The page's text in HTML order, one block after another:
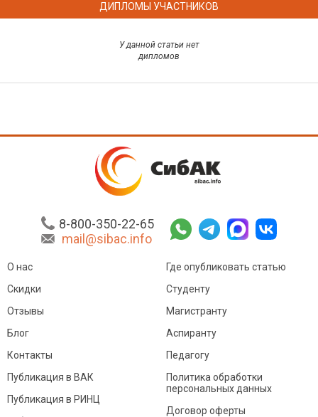
ДИПЛОМЫ УЧАСТНИКОВ
У данной статьи нет
дипломов
8-800-350-22-65
mail@sibac.info
О нас
Скидки
Отзывы
Блог
Контакты
Где опубликовать статью
Студенту
Магистранту
Аспиранту
Педагогу
Публикация в ВАК
Публикация в РИНЦ
Политика обработки
персональных данных
Договор оферты